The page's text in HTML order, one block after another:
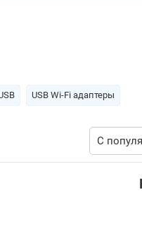
USB Wi-Fi адаптеры
С